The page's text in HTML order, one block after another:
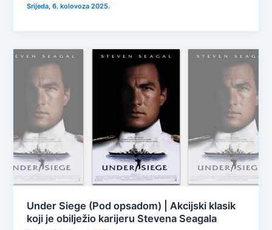
Srijeda, 6. kolovoza 2025.
Under Siege (Pod opsadom) | Akcijski klasik
koji je obilježio karijeru Stevena Seagala